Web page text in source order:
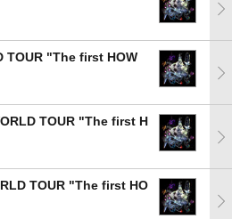
TOUR "The first HOW
TOUR "The first H
TOUR "The first HO